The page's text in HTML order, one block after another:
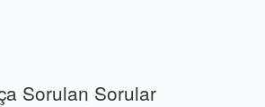
Sorulan Sorular